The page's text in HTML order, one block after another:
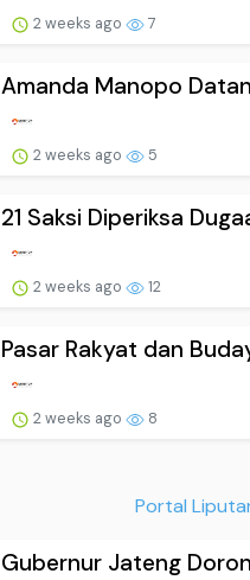
2 weeks ago 7
Amanda Manopo
2 weeks ago 5
21 Saksi Diperiksa
2 weeks ago 12
Pasar Rakyat dan
2 weeks ago 8
Portal
Gubernur Jateng